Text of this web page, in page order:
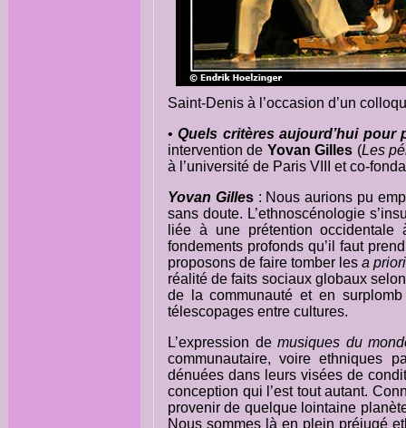
Saint-Denis à l’occasion d’un
• Quels critères aujourd’hui pour
intervention de Yovan Gilles (Les
à l’université de Paris VIII et co-
Yovan Gilles: Nous aurions pu
sans doute. L’ethnoscénologie
liée à une prétention occidentale
fondements profonds qu’il faut
proposons de faire tomber les a priori
réalité de faits sociaux globaux
de la communauté et en
télescopages entre cultures.
L’expression demusiques du
communautaire, voire ethniques
dénuées dans leurs visées de
conception qui l’est tout autant.
provenir de quelque lointaine
Nous sommes là en plein préjugé